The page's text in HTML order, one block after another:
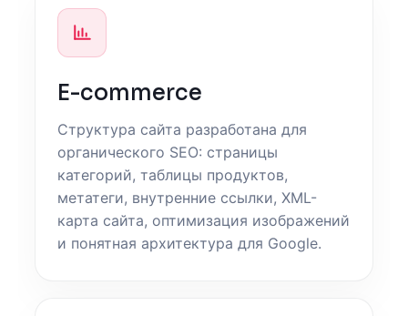
E-commerce
Структура сайта разработана для
органического SEO: страницы
категорий, таблицы продуктов,
метатеги, внутренние ссылки, XML-
карта сайта, оптимизация изображений
и понятная архитектура для Google.